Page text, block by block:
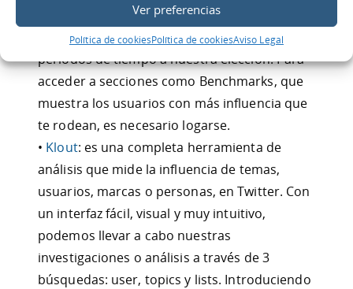
Ver preferencias
Política de cookiesPolítica de cookiesAviso Legal
recibidos y enviados, tweets por hora, etc.
Merece la pena echarle un vistazo acotando
periodos de tiempo a nuestra elección. Para
acceder a secciones como Benchmarks, que
muestra los usuarios con más influencia que
te rodean, es necesario logarse.
• Klout: es una completa herramienta de
análisis que mide la influencia de temas,
usuarios, marcas o personas, en Twitter. Con
un interfaz fácil, visual y muy intuitivo,
podemos llevar a cabo nuestras
investigaciones o análisis a través de 3
búsquedas: user, topics y lists. Introduciendo